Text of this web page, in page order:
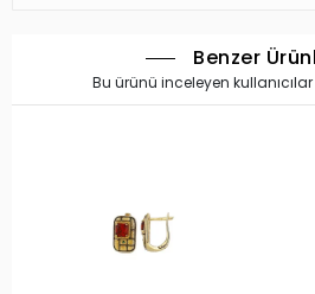
Benzer
Bu ürünü inceleyen